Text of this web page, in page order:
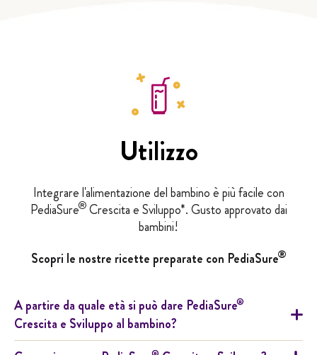
Utilizzo
Integrare l'alimentazione del bambino è più facile con
PediaSure®Crescita e Sviluppo*. Gusto approvato dai
bambini!
Scopri le nostre ricette preparate con PediaSure®
A partire da quale età si può dare PediaSure®
Crescita e Sviluppo al bambino?